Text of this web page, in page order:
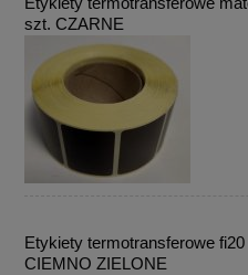
szt. CZARNE
Etykiety termotransferowe
CIEMNO ZIELONE